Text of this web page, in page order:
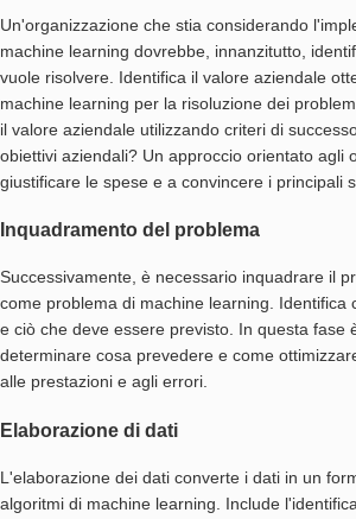
Un'organizzazione che stia considerando
machine learning dovrebbe, innanzitutto,
vuole risolvere. Identifica il valore aziendale
machine learning per la risoluzione dei
il valore aziendale utilizzando criteri di
obiettivi aziendali? Un approccio orientato agli
giustificare le spese e a convincere i principali
Inquadramento del problema
Successivamente, è necessario inquadrare il
come problema di machine learning. Identifica
e ciò che deve essere previsto. In questa fase
determinare cosa prevedere e come
alle prestazioni e agli errori.
Elaborazione di dati
L'elaborazione dei dati converte i dati in un
algoritmi di machine learning. Include